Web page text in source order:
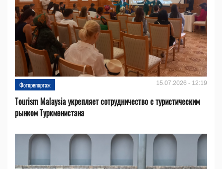
Фоторепортаж 15.07.2026 - 12:19
Tourism Malaysia укрепляет сотрудничество с туристическим
рынком Туркменистана